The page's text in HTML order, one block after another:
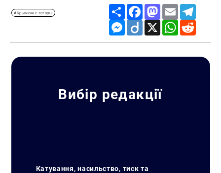
#Крымские татары
Share FacebookMastodon
Email
Messenger
Diigo X WhatsApp
Вибір редакції
Катування, насильство, тиск та